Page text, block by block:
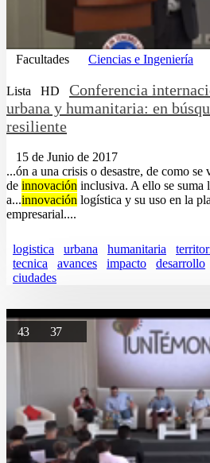
Facultades Ciencias e Ingeniería
Lista HD
Conferencia
urbana y humanitaria: en
resiliente
15 de Junio de 2017
...ón a una crisis o desastre, de como
de innovación inclusiva. A ello se suma
a...innovación logística y su uso en la
empresarial....
logistica urbana humanitaria
tecnica
avances impacto desarrollo
ciudades
43 37